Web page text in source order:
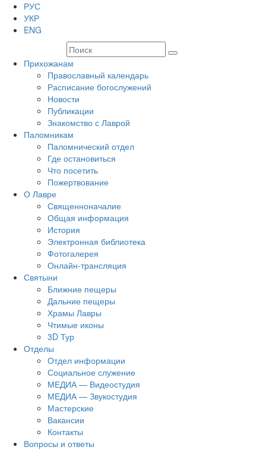
РУС
УКР
ENG
Прихожанам
Православный календарь
Расписание богослужений
Новости
Публикации
Знакомство с Лаврой
Паломникам
Паломнический отдел
Где остановиться
Что посетить
Пожертвование
О Лавре
Священноначалие
Общая информация
История
Электронная библиотека
Фотогалерея
Онлайн-трансляция
Святыни
Ближние пещеры
Дальние пещеры
Храмы Лавры
Чтимые иконы
3D Тур
Отделы
Отдел информации
Социальное служение
МЕДИА — Видеостудия
МЕДИА — Звукостудия
Мастерские
Вакансии
Контакты
Вопросы и ответы